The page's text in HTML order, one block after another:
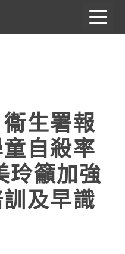
生署報
自殺率
玲籲加強
訓及早識